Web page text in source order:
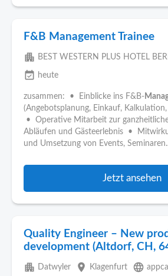
F&B Management Trainee
apartment BEST WESTERN PLUS HOTEL
event_available heute
zusammen: • Einblicke ins F&B-
(Angebotsplanung, Einkauf,
• Operative Mitarbeit zur
Abläufen und Gästeerlebnis •
und Umsetzung von Events,
Jetzt ansehen
Quality Engineer – New
development (Altdorf, CH,
apartment Datwyler place Klagenfurt language